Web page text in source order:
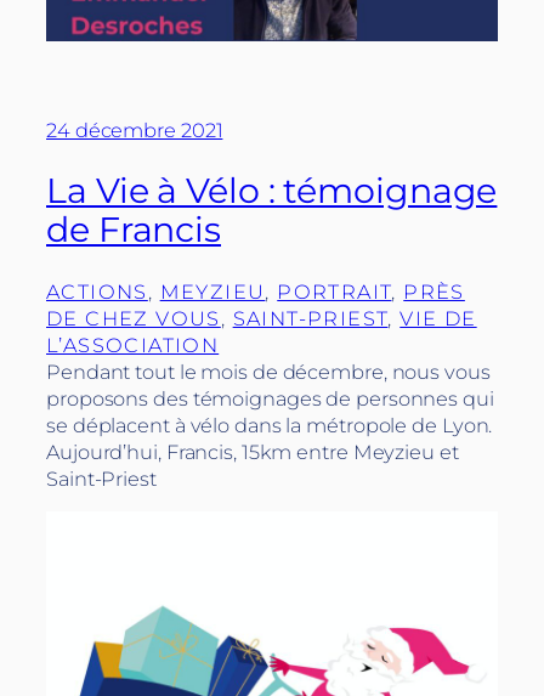
24 décembre 2021
La Vie à Vélo : témoignage
de Francis
ACTIONS , MEYZIEU , PORTRAIT, PRÈS
DE CHEZ VOUS , SAINT-PRIEST, VIE DE
L’ASSOCIATION
Pendant tout le mois de décembre, nous vous
proposons des témoignages de personnes qui
se déplacent à vélo dans la métropole de Lyon.
Aujourd’hui, Francis, 15km entre Meyzieu et
Saint-Priest